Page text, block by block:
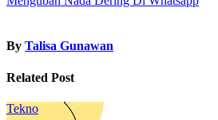
By Talisa Gunawan
Related Post
Tekno